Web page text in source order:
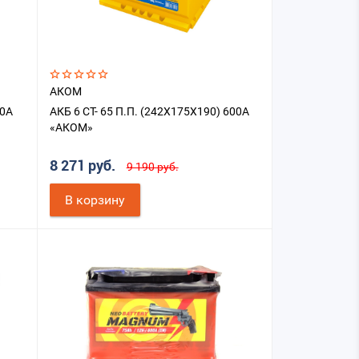
АКОМ
АКБ 6 СТ- 65 П.П. (242X175X190) 600A
«АКОМ»
8 271 руб. 9 190 руб.
В корзину